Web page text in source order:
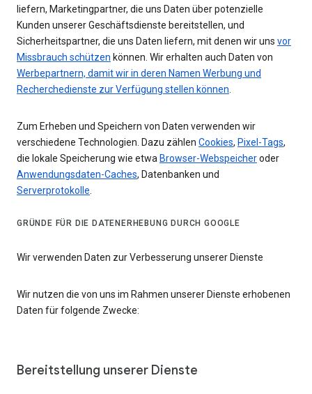
liefern, Marketingpartner, die uns Daten über potenzielle
Kunden unserer Geschäftsdienste bereitstellen, und
Sicherheitspartner, die uns Daten liefern, mit denen wir uns vor
Missbrauch schützen können. Wir erhalten auch Daten von
Werbepartnern, damit wir in deren Namen Werbung und
Recherchedienste zur Verfügung stellen können.
Zum Erheben und Speichern von Daten verwenden wir
verschiedene Technologien. Dazu zählen Cookies, Pixel-Tags,
die lokale Speicherung wie etwa Browser-Webspeicheroder
Anwendungsdaten-Caches, Datenbanken und
Serverprotokolle.
GRÜNDE FÜR DIE DATENERHEBUNG DURCH GOOGLE
Wir verwenden Daten zur Verbesserung unserer Dienste
Wir nutzen die von uns im Rahmen unserer Dienste erhobenen
Daten für folgende Zwecke:
Bereitstellung unserer Dienste